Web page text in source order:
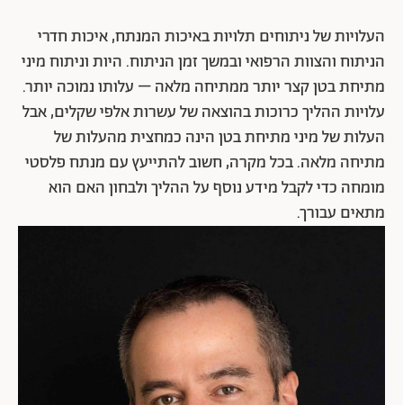
העלויות של ניתוחים תלויות באיכות המנתח, איכות חדרי
הניתוח והצוות הרפואי ובמשך זמן הניתוח. היות וניתוח מיני
מתיחת בטן קצר יותר ממתיחה מלאה – עלותו נמוכה יותר.
עלויות ההליך כרוכות בהוצאה של עשרות אלפי שקלים, אבל
העלות של מיני מתיחת בטן הינה כמחצית מהעלות של
מתיחה מלאה. בכל מקרה, חשוב להתייעץ עם מנתח פלסטי
מומחה כדי לקבל מידע נוסף על ההליך ולבחון האם הוא
מתאים עבורך.